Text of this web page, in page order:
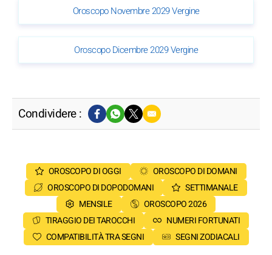
Oroscopo Novembre 2029 Vergine
Oroscopo Dicembre 2029 Vergine
Condividere :
OROSCOPO DI OGGI
OROSCOPO DI DOMANI
OROSCOPO DI DOPODOMANI
SETTIMANALE
MENSILE
OROSCOPO 2026
TIRAGGIO DEI TAROCCHI
NUMERI FORTUNATI
COMPATIBILITÀ TRA SEGNI
SEGNI ZODIACALI